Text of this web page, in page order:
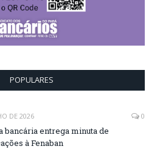
POPULARES
DE 2026 0
bancária entrega minuta de
à Fenaban